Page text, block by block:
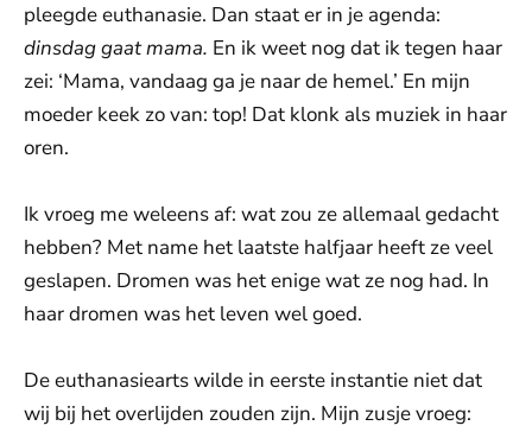
pleegde euthanasie. Dan staat er in je agenda:
dinsdag gaat mama. En ik weet nog dat ik tegen haar
zei: ‘Mama, vandaag ga je naar de hemel.’ En mijn
moeder keek zo van: top! Dat klonk als muziek in haar
oren.
Ik vroeg me weleens af: wat zou ze allemaal gedacht
hebben? Met name het laatste halfjaar heeft ze veel
geslapen. Dromen was het enige wat ze nog had. In
haar dromen was het leven wel goed.
De euthanasiearts wilde in eerste instantie niet dat
wij bij het overlijden zouden zijn. Mijn zusje vroeg: